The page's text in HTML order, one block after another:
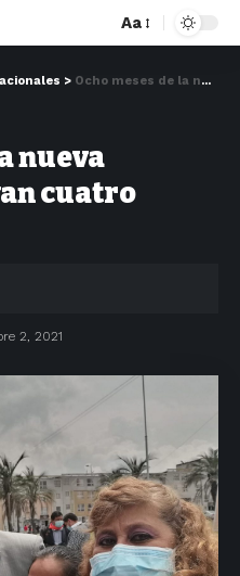
Aa
> Ocho meses de la nueva Asamblea y ya van cuatro escándalos
nueva
cuatro
2, 2021